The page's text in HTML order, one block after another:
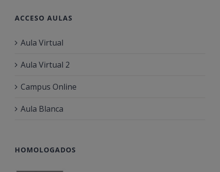
ACCESO AULAS
Aula Virtual
Aula Virtual 2
Campus Online
Aula Blanca
HOMOLOGADOS